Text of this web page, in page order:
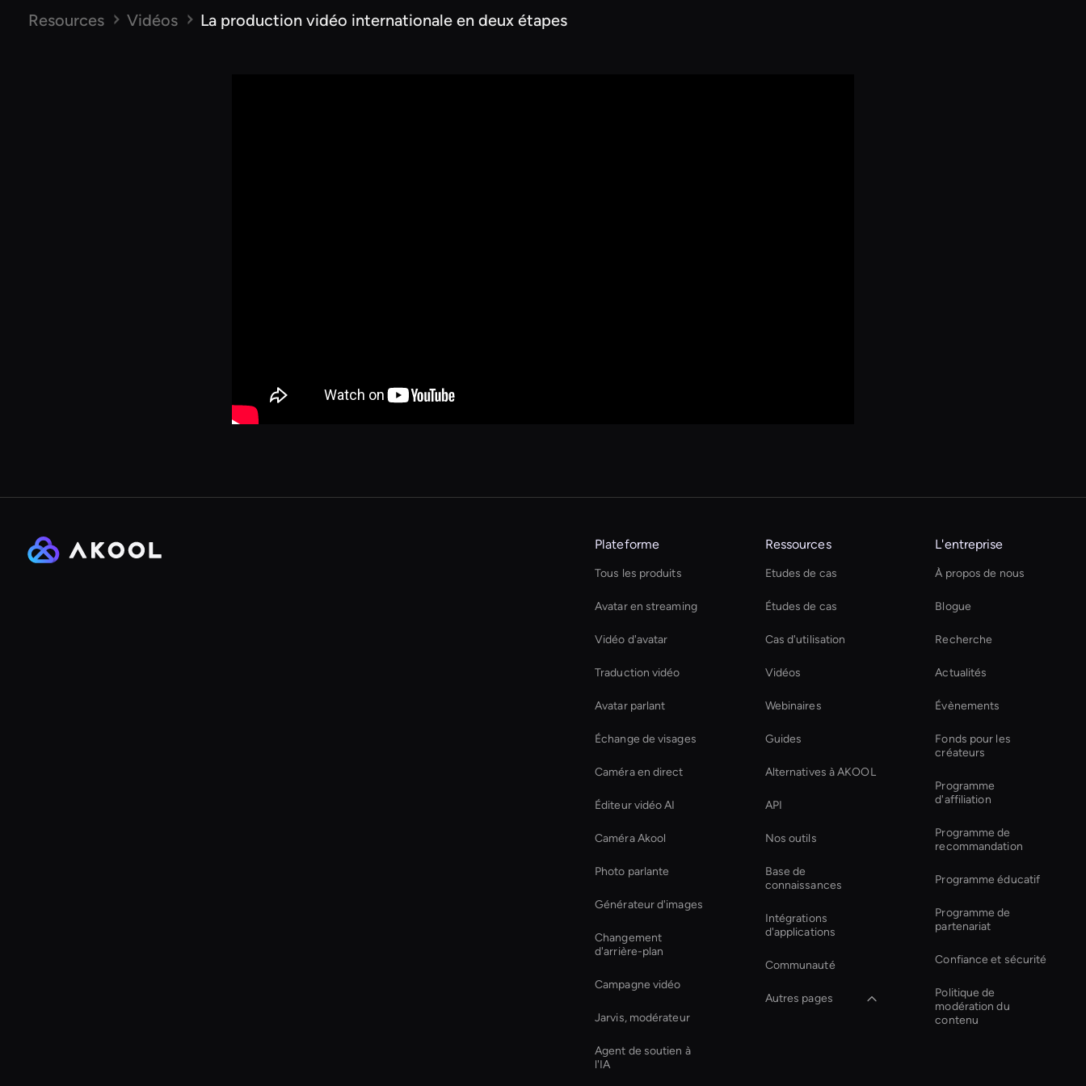
Resources Vidéos La production vidéo internationale en deux étapes
Plateforme
Tous les produits
Avatar en streaming
Vidéo d'avatar
Traduction vidéo
Avatar parlant
Échange de visages
Caméra en direct
Éditeur vidéo AI
Caméra Akool
Photo parlante
Générateur d'images
Changement
d'arrière-plan
Campagne vidéo
Jarvis, modérateur
Agent de soutien à
l'IA
Ressources
Etudes de cas
Études de cas
Cas d'utilisation
Vidéos
Webinaires
Guides
Alternatives à AKOOL
API
Nos outils
Base de
connaissances
Intégrations
d'applications
Communauté
Autres pages
L'entreprise
À propos de nous
Blogue
Recherche
Actualités
Évènements
Fonds pour les
créateurs
Programme
d'affiliation
Programme de
recommandation
Programme éducatif
Programme de
partenariat
Confiance et sécurité
Politique de
modération du
contenu